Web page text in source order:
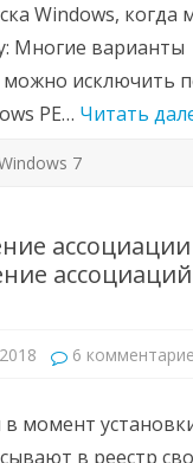
Windows,
Многие варианты
можно исключить
PE… Читать
7
6
момент
в реестр